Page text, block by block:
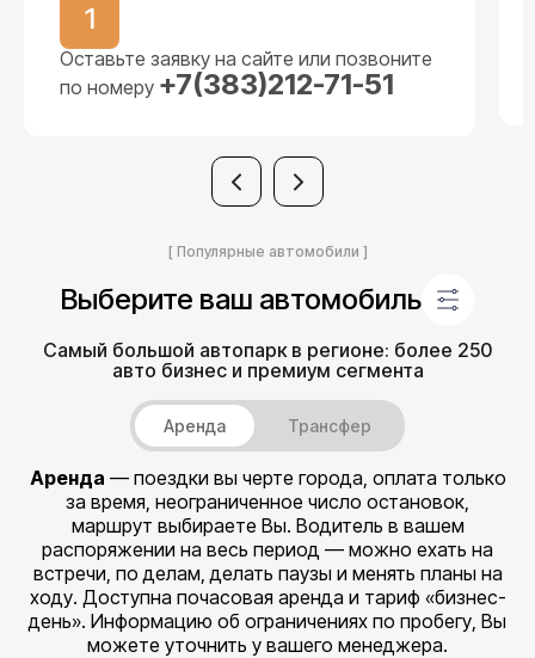
1
Оставьте заявку на сайте или позвоните
по номеру +7(383)212-71-51
[ Популярные автомобили ]
Выберите ваш автомобиль
Самый большой автопарк в регионе: более 250
авто бизнес и премиум сегмента
Аренда Трансфер
Аренда — поездки вы черте города, оплата только
за время, неограниченное число остановок,
маршрут выбираете Вы. Водитель в вашем
распоряжении на весь период — можно ехать на
встречи, по делам, делать паузы и менять планы на
ходу. Доступна почасовая аренда и тариф «бизнес-
день». Информацию об ограничениях по пробегу, Вы
можете уточнить у вашего менеджера.